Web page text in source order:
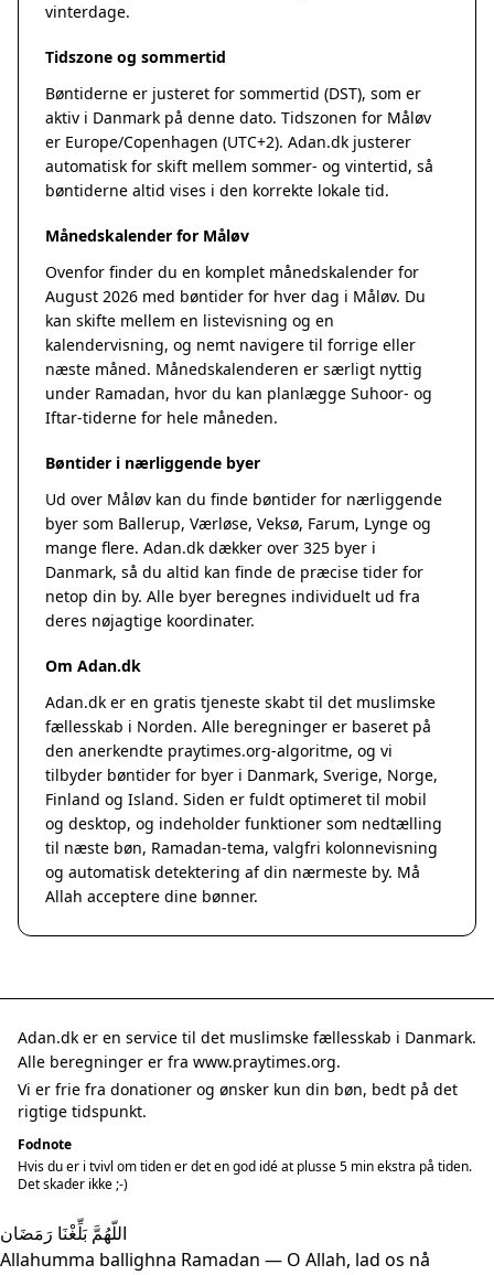
vinterdage.
Tidszone og sommertid
Bøntiderne er justeret for sommertid (DST), som er
aktiv i Danmark på denne dato. Tidszonen for Måløv
er Europe/Copenhagen (UTC+2). Adan.dk justerer
automatisk for skift mellem sommer- og vintertid, så
bøntiderne altid vises i den korrekte lokale tid.
Månedskalender for Måløv
Ovenfor finder du en komplet månedskalender for
August 2026 med bøntider for hver dag i Måløv. Du
kan skifte mellem en listevisning og en
kalendervisning, og nemt navigere til forrige eller
næste måned. Månedskalenderen er særligt nyttig
under Ramadan, hvor du kan planlægge Suhoor- og
Iftar-tiderne for hele måneden.
Bøntider i nærliggende byer
Ud over Måløv kan du finde bøntider for nærliggende
byer som Ballerup, Værløse, Veksø, Farum, Lynge og
mange flere. Adan.dk dækker over 325 byer i
Danmark, så du altid kan finde de præcise tider for
netop din by. Alle byer beregnes individuelt ud fra
deres nøjagtige koordinater.
Om Adan.dk
Adan.dk er en gratis tjeneste skabt til det muslimske
fællesskab i Norden. Alle beregninger er baseret på
den anerkendte praytimes.org-algoritme, og vi
tilbyder bøntider for byer i Danmark, Sverige, Norge,
Finland og Island. Siden er fuldt optimeret til mobil
og desktop, og indeholder funktioner som nedtælling
til næste bøn, Ramadan-tema, valgfri kolonnevisning
og automatisk detektering af din nærmeste by. Må
Allah acceptere dine bønner.
Adan.dk er en service til det muslimske fællesskab i Danmark.
Alle beregninger er fra www.praytimes.org.
Vi er frie fra donationer og ønsker kun din bøn, bedt på det
rigtige tidspunkt.
Fodnote
Hvis du er i tvivl om tiden er det en god idé at plusse 5 min ekstra på tiden.
Det skader ikke ;-)
اللّهُمَّ بَلِّغْنَا رَمَضَان
Allahumma ballighna Ramadan — O Allah, lad os nå